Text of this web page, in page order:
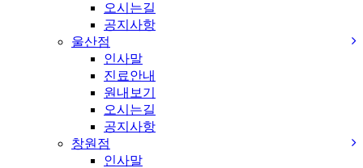
오시는길
공지사항
울산점
인사말
진료안내
원내보기
오시는길
공지사항
창원점
인사말